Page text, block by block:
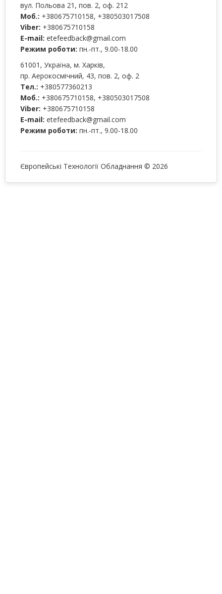
вул. Польова 21, пов. 2, оф. 212
Моб.: +380675710158, +380503017508
Viber: +380675710158
E-mail: etefeedback@gmail.com
Режим роботи: пн.-пт., 9.00-18.00
61001 , Україна, м. Харків,
пр. Аерокосмічний, 43, пов. 2, оф. 2
Тел.: +380577360213
Моб.: +380675710158, +380503017508
Viber: +380675710158
E-mail: etefeedback@gmail.com
Режим роботи: пн.-пт., 9.00-18.00
Європейські Технології Обладнання © 2026